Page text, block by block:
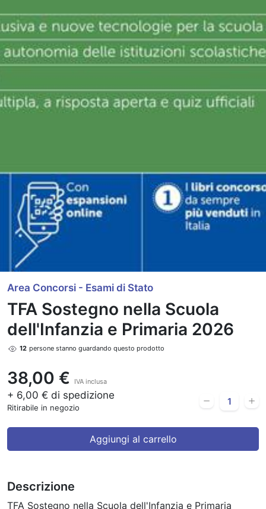
Area Concorsi - Esami di Stato
TFA Sostegno nella Scuola
dell'Infanzia e Primaria 2026
12 persone stanno guardando questo prodotto
38,00 € IVA inclusa
+ 6,00 € di spedizione
Ritirabile in negozio
Aggiungi al carrello
Descrizione
TFA Sostegno nella Scuola dell'Infanzia e Primaria